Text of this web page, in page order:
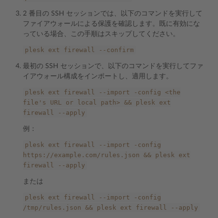
2 番目の SSH セッションでは、以下のコマンドを実行して
ファイアウォールによる保護を確認します。既に有効にな
っている場合、この手順はスキップしてください。
plesk ext firewall --confirm
最初の SSH セッションで、以下のコマンドを実行してファ
イアウォール構成をインポートし、適用します。
plesk ext firewall --import -config
<the
file's
URL or local path> && plesk
ext
firewall
--apply
例：
plesk ext firewall --import
-config
https://example.com/rules.json && plesk
ext
firewall
--apply
または
plesk ext firewall --import
-config
/tmp/rules.json && plesk ext firewall --apply